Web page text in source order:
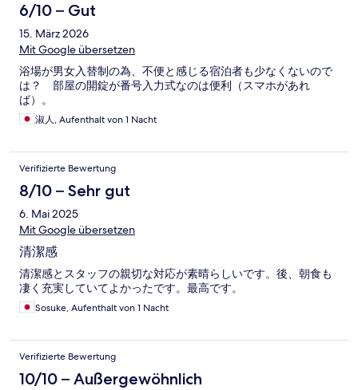
6/10 – Gut
15. März 2026
Mit Google übersetzen
浴場が男女入替制の為、不便と感じる宿泊者も少なくないので
は？ 部屋の開錠が番号入力式なのは便利（スマホがあれ
ば）。
淑人, Aufenthalt von 1 Nacht
Verifizierte Bewertung
8/10 – Sehr gut
6. Mai 2025
Mit Google übersetzen
清潔感
清潔感とスタッフの親切な対応が素晴らしいです。後、朝食も
凄く充実していてよかったです。最高です。
Sosuke, Aufenthalt von 1 Nacht
Verifizierte Bewertung
10/10 – Außergewöhnlich